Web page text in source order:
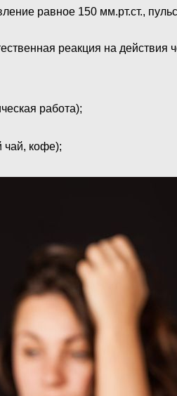
равное 150 мм.рт.ст.,
реакция на
работа);
чай, кофе);